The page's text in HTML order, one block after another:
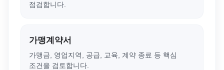
점검합니다.
가맹계약서
가맹금, 영업지역, 공급, 교육, 계약 종료 등 핵심
조건을 검토합니다.